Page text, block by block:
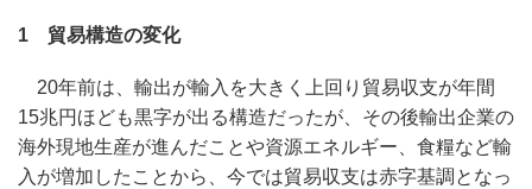
1 貿易構造の変化
20年前は、輸出が輸入を大きく上回り貿易収支が年間
15兆円ほども黒字が出る構造だったが、その後輸出企業の
海外現地生産が進んだことや資源エネルギー、食糧など輸
入が増加したことから、今では貿易収支は赤字基調となっ